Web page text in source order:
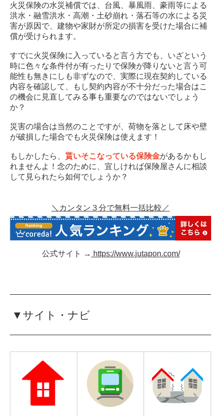
火災保険の水災補償では、台風、暴風雨、豪雨等による
洪水・融雪洪水・高潮・土砂崩れ・落石等の水による災
害が原因で、建物や家財が所定の損害を受けた場合に補
償が受けられます。
すでに火災保険に入っていると言う方でも、いざという
時に色々な条件付が有ったりで保険が降りないと言う可
能性も無きにしも非ずなので、実際に現在契約している
内容を確認して、もし契約内容が不十分だった場合はこ
の機会に見直してみる事も重要なのではないでしょう
か？
災害の場合は当然のことですが、荷物を落として床や壁
が破損した場合でも火災保険は使えます！
もしかしたら、 貰いそこなっている保険金があるかもし
れませんよ！念のために、宜しければ保険屋さんに相談
して見られたら如何でしょうか？
＼カンタン３分で無料一括比較／
公式サイト → https://www.jutapon.com/
▼サイト・ナビ